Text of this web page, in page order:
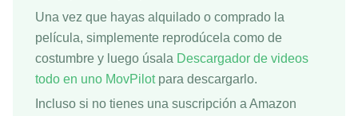
Una vez que hayas alquilado o comprado la
película, simplemente reprodúcela como de
costumbre y luego úsala Descargador de videos
todo en uno MovPilotpara descargarlo.
Incluso si no tienes una suscripción a Amazon